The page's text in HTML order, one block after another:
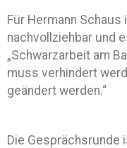
Für Hermann
nachvollziehbar und
„Schwarzarbeit am
muss verhindert
geändert werden.“
Die Gesprächsrunde